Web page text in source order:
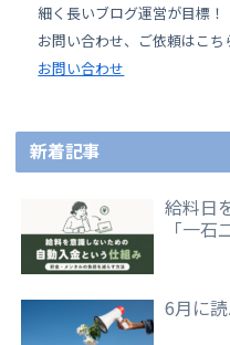
細く長いブログ運営が目標！
お問い合わせ、ご依頼はこち
お問い合わせ
新着記事
給料日
「一
6月に